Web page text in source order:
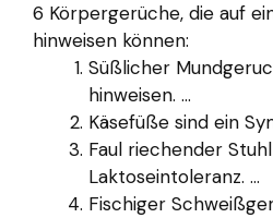
6 Körpergerüche, die auf
hinweisen können:
Süßlicher
hinweisen. ...
Käsefüße sind ein
Faul riechender
Laktoseintoleranz. ...
Fischiger